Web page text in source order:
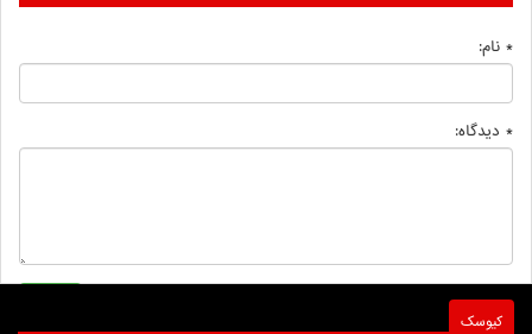
* نام:
* دیدگاه:
کیوسک